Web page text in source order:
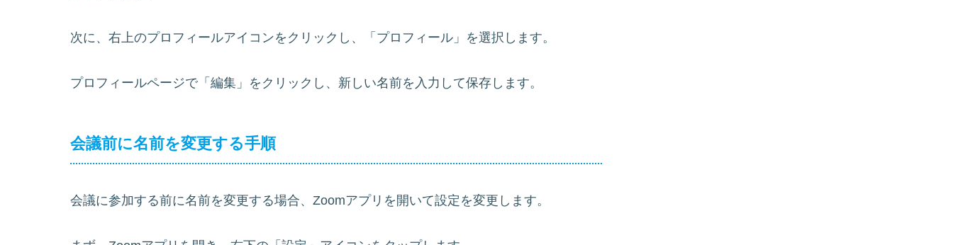
次に、右上のプロフィールアイコンをクリックし、「プロフィール」を選択します。
プロフィールページで「編集」をクリックし、新しい名前を入力して保存します。
会議前に名前を変更する手順
会議に参加する前に名前を変更する場合、Zoomアプリを開いて設定を変更します。